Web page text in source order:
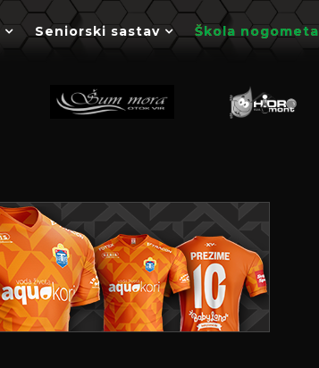
Seniorski sastav Škola nogometa